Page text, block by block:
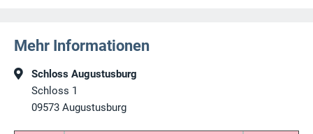
Mehr Informationen
Schloss Augustusburg
Schloss 1
09573 Augustusburg